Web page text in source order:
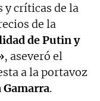
y críticas de la
de la
de Putin y
, aseveró el
a la portavoz
Gamarra.